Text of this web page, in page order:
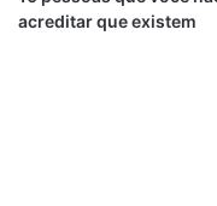
acreditar que existem